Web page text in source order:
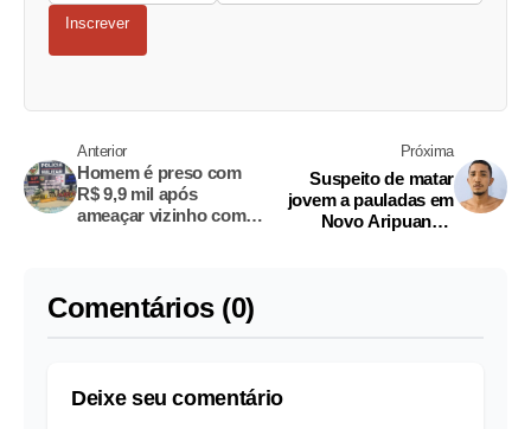
Inscrever
Anterior
Homem é preso com
R$ 9,9 mil após
ameaçar vizinho com
Próxima
Suspeito de matar
jovem a pauladas em
Novo Aripuanã é
Comentários (0)
Deixe seu comentário